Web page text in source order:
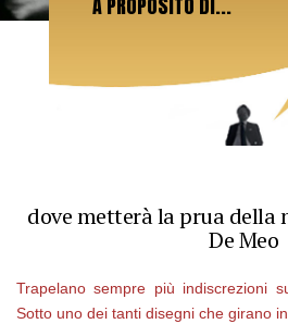
A PROPOSITO DI...
dove metterà la prua della
De Meo
Trapelano sempre più indiscrezioni
Sotto uno dei tanti disegni che girano